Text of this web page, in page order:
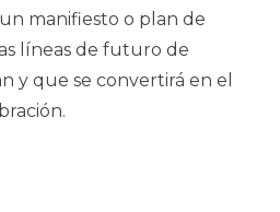
manifiesto o plan de
líneas de futuro de
y que se convertirá en el